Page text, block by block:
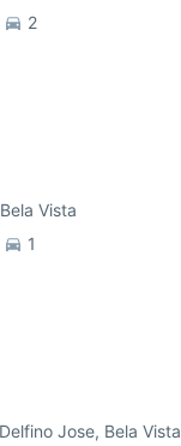
2
Vista
1
Jose, Bela Vista